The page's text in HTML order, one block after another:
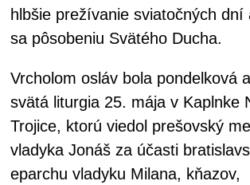
hlbšie prežívanie sviatočných dní
sa pôsobeniu Svätého Ducha.
Vrcholom osláv bola pondelková
svätá liturgia 25. mája v Kaplnke
Trojice, ktorú viedol prešovský
vladyka Jonáš za účasti
eparchu vladyku Milana, kňazov,